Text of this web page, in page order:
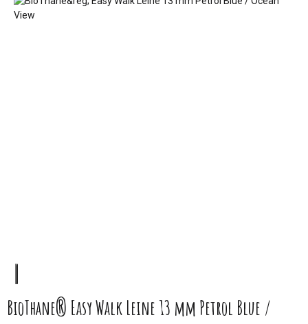
BioThane® Easy Walk Leine 13 mm Petrol Blue /